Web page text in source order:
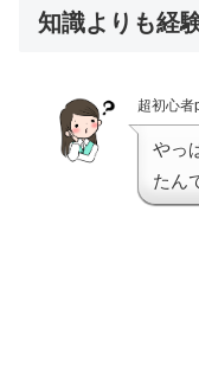
知識よりも経
超初心者
やっ
たん